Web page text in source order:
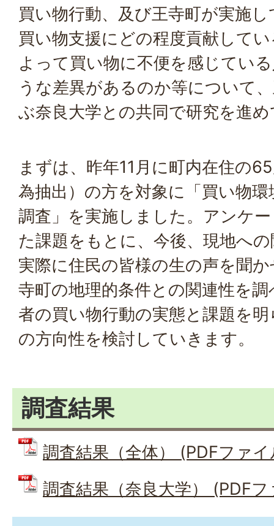
買い物行動、及び王寺町が実施
買い物支援にどの程度貢献して
よって買い物に不便を感じてい
うな差異があるのか等について
ぶ奈良大学との共同で研究を進
まずは、昨年11月に町内在住の
為抽出）の方を対象に「買い物
調査」を実施しました。アンケ
た課題をもとに、今後、現地へ
実際に住民の皆様の生の声を聞
寺町の地理的条件との関連性を
者の買い物行動の実態と課題を
の方向性を検討していきます。
調査結果
調査結果（全体） (PDFファ
調査結果（奈良大学） (PDF